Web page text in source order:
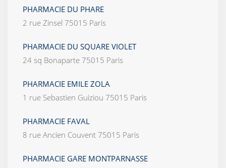
PHARMACIE DU PHARE
2 rue Zinsel 75015 Paris
PHARMACIE DU SQUARE VIOLET
24 sq Bonaparte 75015 Paris
PHARMACIE EMILE ZOLA
1 rue Sebastien Guiziou 75015 Paris
PHARMACIE FAVAL
8 rue Ancien Couvent 75015 Paris
PHARMACIE GARE MONTPARNASSE